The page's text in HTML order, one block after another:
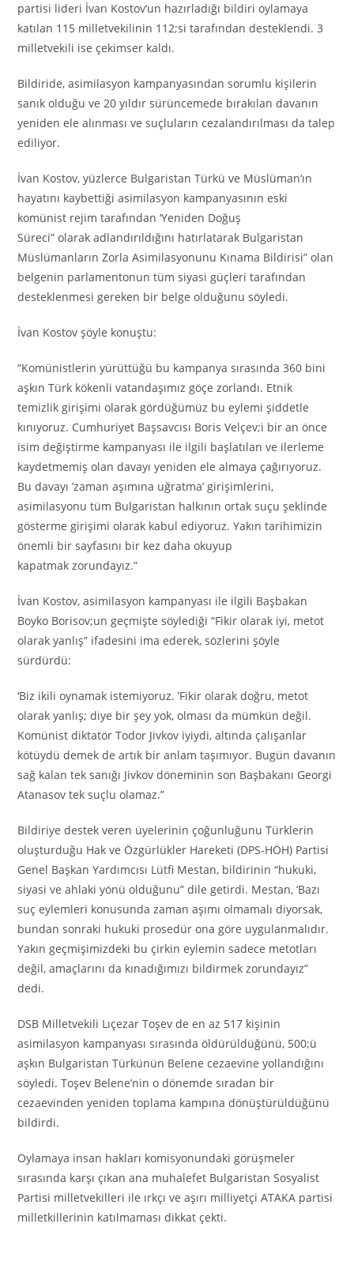
partisi lideri İvan Kostov‘un hazırladığı bildiri oylamaya
katılan 115 milletvekilinin 112;si tarafından desteklendi. 3
milletvekili ise çekimser kaldı.
Bildiride, asimilasyon kampanyasından sorumlu kişilerin
sanık olduğu ve 20 yıldır sürüncemede bırakılan davanın
yeniden ele alınması ve suçluların cezalandırılması da talep
ediliyor.
İvan Kostov, yüzlerce Bulgaristan Türkü ve Müslüman‘ın
hayatını kaybettiği asimilasyon kampanyasının eski
komünist rejim tarafından ‘Yeniden Doğuş
Süreci” olarak adlandırıldığını hatırlatarak Bulgaristan
Müslümanların Zorla Asimilasyonunu Kınama Bildirisi” olan
belgenin parlamentonun tüm siyasi güçleri tarafından
desteklenmesi gereken bir belge olduğunu söyledi.
İvan Kostov şöyle konuştu:
“Komünistlerin yürüttüğü bu kampanya sırasında 360 bini
aşkın Türk kökenli vatandaşımız göçe zorlandı. Etnik
temizlik girişimi olarak gördüğümüz bu eylemi şiddetle
kınıyoruz. Cumhuriyet Başsavcısı Boris Velçev;i bir an önce
isim değiştirme kampanyası ile ilgili başlatılan ve ilerleme
kaydetmemiş olan davayı yeniden ele almaya çağırıyoruz.
Bu davayı ’zaman aşımına uğratma’ girişimlerini,
asimilasyonu tüm Bulgaristan halkının ortak suçu şeklinde
gösterme girişimi olarak kabul ediyoruz. Yakın tarihimizin
önemli bir sayfasını bir kez daha okuyup
kapatmak zorundayız.”
İvan Kostov, asimilasyon kampanyası ile ilgili Başbakan
Boyko Borisov;un geçmişte söylediği “Fikir olarak iyi, metot
olarak yanlış” ifadesini ima ederek, sözlerini şöyle
sürdürdü:
‘Biz ikili oynamak istemiyoruz. ’Fikir olarak doğru, metot
olarak yanlış; diye bir şey yok, olması da mümkün değil.
Komünist diktatör Todor Jivkov iyiydi, altında çalışanlar
kötüydü demek de artık bir anlam taşımıyor. Bugün davanın
sağ kalan tek sanığı Jivkov döneminin son Başbakanı Georgi
Atanasov tek suçlu olamaz.”
Bildiriye destek veren üyelerinin çoğunluğunu Türklerin
oluşturduğu Hak ve Özgürlükler Hareketi (DPS-HÖH) Partisi
Genel Başkan Yardımcısı Lütfi Mestan, bildirinin “hukuki,
siyasi ve ahlaki yönü olduğunu” dile getirdi. Mestan, ‘Bazı
suç eylemleri konusunda zaman aşımı olmamalı diyorsak,
bundan sonraki hukuki prosedür ona göre uygulanmalıdır.
Yakın geçmişimizdeki bu çirkin eylemin sadece metotları
değil, amaçlarını da kınadığımızı bildirmek zorundayız”
dedi.
DSB Milletvekili Lıçezar Toşev de en az 517 kişinin
asimilasyon kampanyası sırasında öldürüldüğünü, 500;ü
aşkın Bulgaristan Türkünün Belene cezaevine yollandığını
söyledi. Toşev Belene’nin o dönemde sıradan bir
cezaevinden yeniden toplama kampına dönüştürüldüğünü
bildirdi.
Oylamaya insan hakları komisyonundaki görüşmeler
sırasında karşı çıkan ana muhalefet Bulgaristan Sosyalist
Partisi milletvekilleri ile ırkçı ve aşırı milliyetçi ATAKA partisi
milletkillerinin katılmaması dikkat çekti.